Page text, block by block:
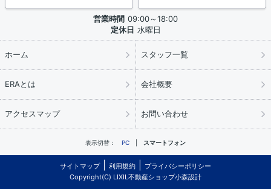
営業時間 09:00～18:00
定休日 水曜日
ホーム スタッフ一覧
ERAとは 会社概要
アクセスマップ お問い合わせ
表示切替： PC スマートフォン
サイトマップ 利用規約
プライバシーポリシー
Copyright(C) LIXIL不動産ショップ小森設計